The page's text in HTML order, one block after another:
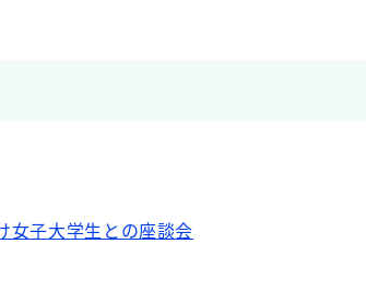
子大学生との座談会